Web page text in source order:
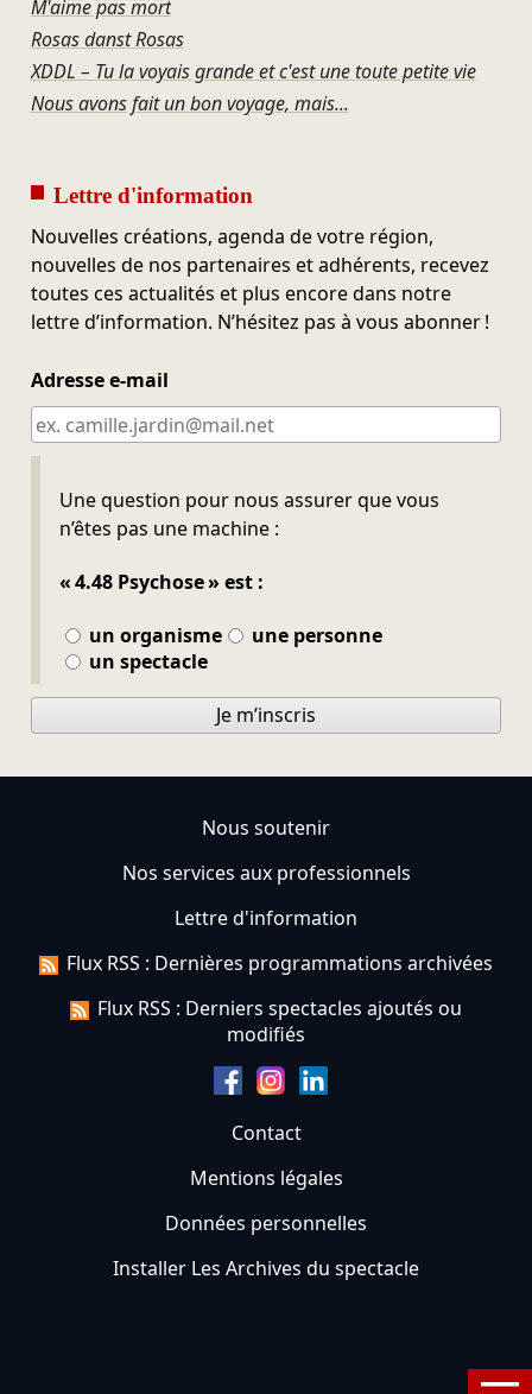
M'aime pas mort
Rosas danst Rosas
XDDL – Tu la voyais grande et c'est une toute petite vie
Nous avons fait un bon voyage, mais...
Lettre d'information
Nouvelles créations, agenda de votre région,
nouvelles de nos partenaires et adhérents, recevez
toutes ces actualités et plus encore dans notre
lettre d’information. N’hésitez pas à vous abonner !
Adresse e-mail
Une question pour nous assurer que vous
n’êtes pas une machine :
« 4.48 Psychose » est :
un organisme
une personne
un spectacle
Ne pas remplir
Je m’inscris
Nous soutenir
Nos services aux professionnels
Lettre d'information
Flux RSS : Dernières programmations archivées
Flux RSS : Derniers spectacles ajoutés ou
modifiés
Contact
Mentions légales
Données personnelles
Installer Les Archives du spectacle